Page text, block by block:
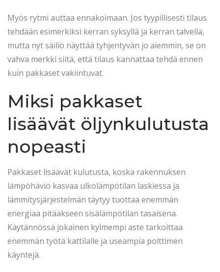
Myös rytmi auttaa ennakoimaan. Jos tyypillisesti tilaus
tehdään esimerkiksi kerran syksyllä ja kerran talvella,
mutta nyt säiliö näyttää tyhjentyvän jo aiemmin, se on
vahva merkki siitä, että tilaus kannattaa tehdä ennen
kuin pakkaset vakiintuvat.
Miksi pakkaset
lisäävät öljynkulutusta
nopeasti
Pakkaset lisäävät kulutusta, koska rakennuksen
lämpöhäviö kasvaa ulkolämpötilan laskiessa ja
lämmitysjärjestelmän täytyy tuottaa enemmän
energiaa pitääkseen sisälämpötilan tasaisena.
Käytännössä jokainen kylmempi aste tarkoittaa
enemmän työtä kattilalle ja useampia polttimen
käyntejä.